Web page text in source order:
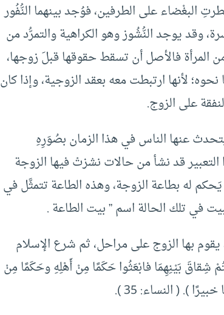
البغْضاء على الطرفين، فوُجد بينهما النُّفُور
وقد يوجد النُّشُوز وهو الكراهية والتمرُّد من
المرأة فالأصل أن تسقط حقوقها قبلَ زوجها،
نحوه؛ لأنها ارتبطت معه بعقد الزوجية، وإذا كان
على الزوج.
عنها الناس في هذا الزمان بصُوَرِهِ
التعبير قد نشأ من حالات نشزتْ فيها الزوجة
له بطاعة الزوجة، وهذه الطاعة تتمثَّل في
في تلك الحالة اسم ” بيت الطاعة .
بها الزوج على مراحل، ثم شرع الإسلام
شِقاقَ بَيْنِهِمَا فابْعَثُوا حَكَمًا مِنْ أَهْلِهِ وحَكَمًا مِنْ
). ( النساء: 35 ).